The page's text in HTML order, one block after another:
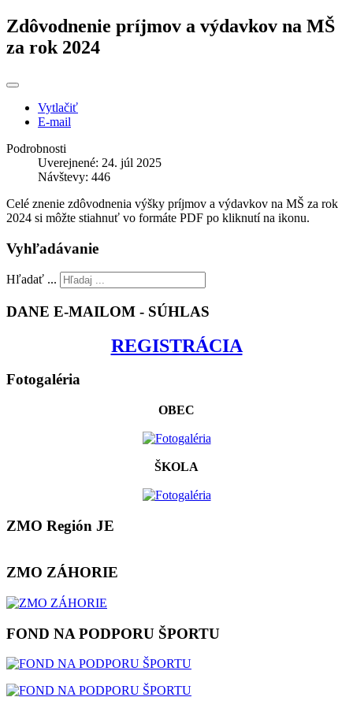
Zdôvodnenie príjmov a výdavkov na MŠ
za rok 2024
Vytlačiť
E-mail
Podrobnosti
Uverejnené: 24. júl 2025
Návštevy: 446
Celé znenie zdôvodnenia výšky príjmov a výdavkov na MŠ za rok
2024 si môžte stiahnuť vo formáte PDF po kliknutí na ikonu.
Vyhľadávanie
Hľadať ...
DANE E-MAILOM - SÚHLAS
REGISTRÁCIA
Fotogaléria
OBEC
ŠKOLA
ZMO Región JE
ZMO ZÁHORIE
FOND NA PODPORU ŠPORTU